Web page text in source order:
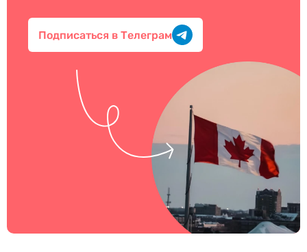
Подписаться в Телеграм